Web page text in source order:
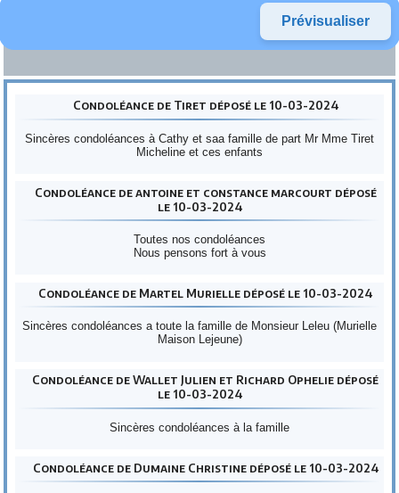
Condoléance de Tiret déposé le 10-03-2024
Sincères condoléances à Cathy et saa famille de part Mr Mme Tiret
Micheline et ces enfants
Condoléance de antoine et constance marcourt déposé
le 10-03-2024
Toutes nos condoléances
Nous pensons fort à vous
Condoléance de Martel Murielle déposé le 10-03-2024
Sincères condoléances a toute la famille de Monsieur Leleu (Murielle
Maison Lejeune)
Condoléance de Wallet Julien et Richard Ophelie déposé
le 10-03-2024
Sincères condoléances à la famille
Condoléance de Dumaine Christine déposé le 10-03-2024